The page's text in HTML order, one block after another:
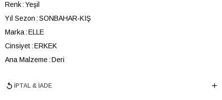
Renk Yeşil
Yıl Sezon SONBAHAR-KIŞ
Marka ELLE
Cinsiyet ERKEK
Ana Malzeme Deri
Topuk Boyu 3.5 cm
İPTAL & İADE